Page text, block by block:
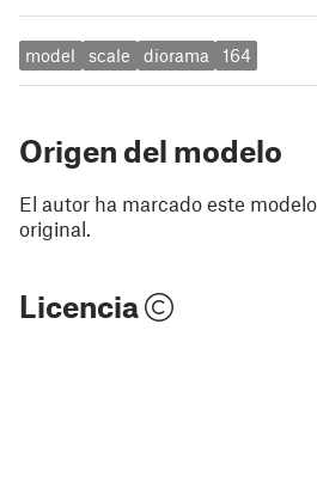
model scale diorama 164
Origen del modelo
El autor ha marcado este
original.
Licencia